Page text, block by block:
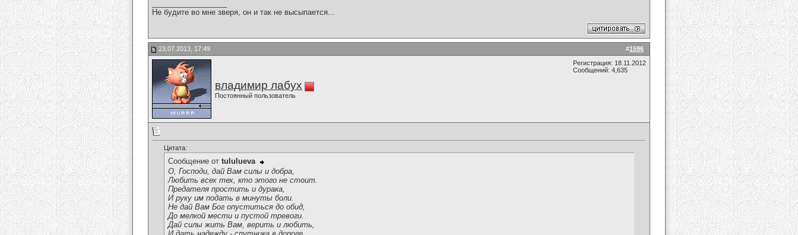
Не будите во мне зверя, он и так не высыпается...
#1596
23.07.2013, 17:49
владимир лабух
Постоянный пользователь
Регистрация: 18.11.2012
Сообщений: 4,635
Цитата:
Сообщение от tululueva
О, Господи, дай Вам силы и добра,
Любить всех тех, кто этого не стоит.
Предателя простить и дурака,
И руку им подать в минуты боли.
Не дай Вам Бог опуститься до обид,
До мелкой мести и пустой тревоги.
Дай силы жить Вам, верить и любить,